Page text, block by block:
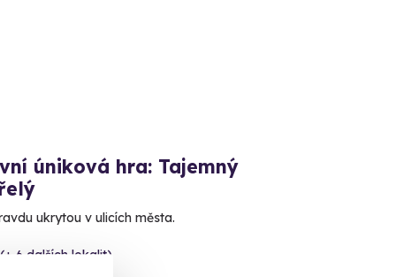
úniková hra: Tajemný
ukrytou v ulicích města.
6 dalších lokalit)